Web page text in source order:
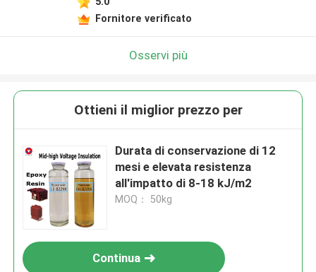
Fornitore verificato
Osservi più
Ottieni il miglior prezzo per
Durata di conservazione di 12
mesi e elevata resistenza
all'impatto di 8-18 kJ/m2
MOQ： 50kg
Continua